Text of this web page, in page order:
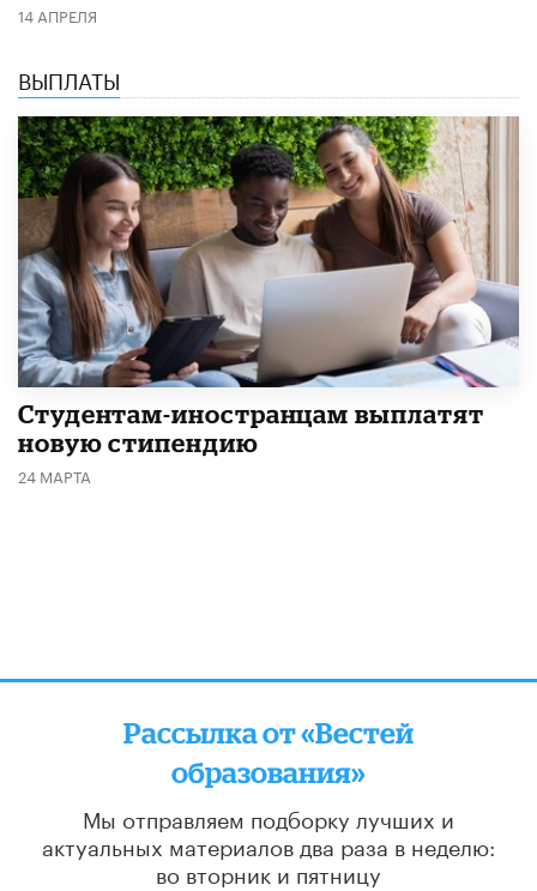
14 АПРЕЛЯ
ВЫПЛАТЫ
Студентам-иностранцам выплатят
новую стипендию
24 МАРТА
Рассылка от «Вестей
образования»
Мы отправляем подборку лучших и
актуальных материалов два раза в неделю:
во вторник и пятницу